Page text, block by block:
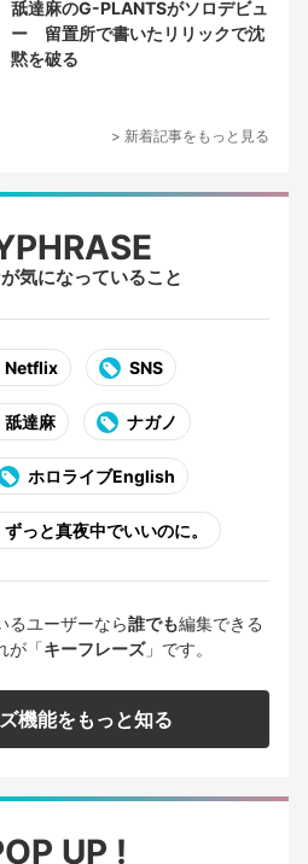
舐達麻のG-PLANTSがソロデビュ
ー 留置所で書いたリリックで沈
黙を破る
> 新着記事をもっと見る
気になっていること
Netflix SNS
舐達麻 ナガノ
ホロライブEnglish
ずっと真夜中でいいのに。
るユーザーなら誰でも編集できる
が「キーフレーズ」です。
機能をもっと知る
UP !